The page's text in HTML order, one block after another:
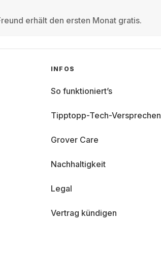
erhält den ersten Monat gratis.
INFOS
So funktioniert’s
Tipptopp-Tech-Versprechen
Grover Care
Nachhaltigkeit
Legal
Vertrag kündigen